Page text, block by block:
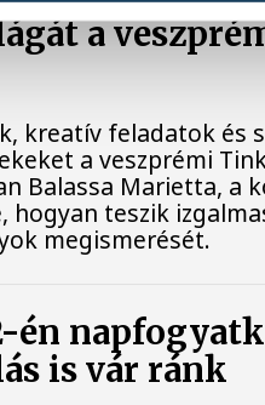
a
kreatív feladatok és
a veszprémi
Balassa Marietta, a
hogyan teszik
megismerését.
én
is vár ránk